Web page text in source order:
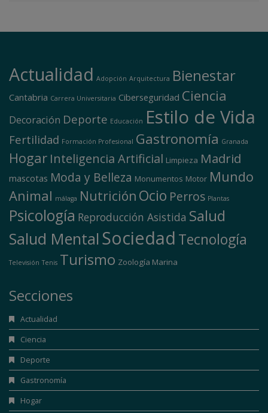
Actualidad Adopción Arquitectura Bienestar
Cantabria Carrera Universitaria Ciberseguridad Ciencia
Decoración Deporte Educación Estilo de Vida
Fertilidad Formación Profesional Gastronomía Granada
Hogar Inteligencia Artificial Limpieza Madrid
mascotas Moda y Belleza Monumentos Motor Mundo
Animal málaga Nutrición Ocio Perros Plantas
Psicología Reproducción Asistida Salud
Salud Mental Sociedad Tecnología
Televisión Tenis Turismo Zoología Marina
Secciones
Actualidad
Ciencia
Deporte
Gastronomía
Hogar